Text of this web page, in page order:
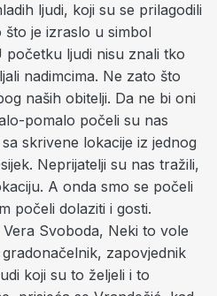
ljudi, koji su se prilagodili
je izraslo u simbol
početku ljudi nisu znali tko
nadimcima. Ne zato što
naših obitelji. Da ne bi oni
pomalo počeli su nas
skrivene lokacije iz jednog
Neprijatelji su nas tražili,
A onda smo se počeli
počeli dolaziti i gosti.
Svoboda, Neki to vole
zapovjednik
koji su to željeli i to